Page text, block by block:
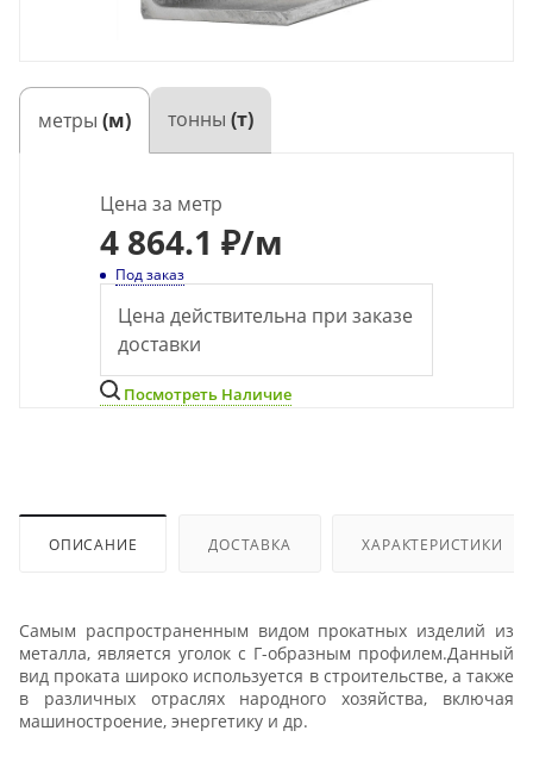
метры (м) тонны (т)
Цена за метр
4 864.1 ₽/м
Под заказ
Цена действительна при заказе
доставки
Посмотреть Наличие
ОПИСАНИЕ ДОСТАВКА ХАРАКТЕРИСТИКИ
Самым распространенным видом прокатных изделий из
металла, является уголок с Г-образным профилем.Данный
вид проката широко используется в строительстве, а также
в различных отраслях народного хозяйства, включая
машиностроение, энергетику и др.